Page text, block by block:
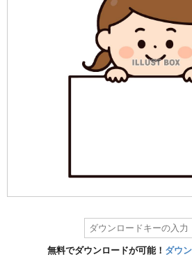
無料でダウンロードが可能！ ダウ